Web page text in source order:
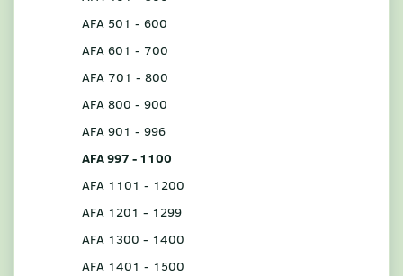
AFA 501 - 600
AFA 601 - 700
AFA 701 - 800
AFA 800 - 900
AFA 901 - 996
AFA 997 - 1100
AFA 1101 - 1200
AFA 1201 - 1299
AFA 1300 - 1400
AFA 1401 - 1500